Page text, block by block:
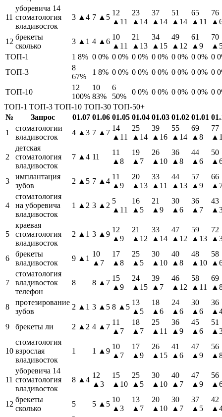
11
уборевича 14
стоматология
владивосток
3 ▲4 7 ▲5
12
▲11
23
▲14
37
▲14
51
▲14
65
▲11
76
12
брекеты
сколько
3 ▲1 4 ▲6
10
▲11
21
▲13
34
▲15
49
▲12
61
▲9
70
ТОП-1
1 8% 0 0% 0 0% 0 0% 0 0% 0 0% 0 0% 0
ТОП-3
8
67%
1 8% 0 0% 0 0% 0 0% 0 0% 0 0% 0
ТОП-10
12
100%
10
83%
6
50%
0 0% 0 0% 0 0% 0 0% 0
ТОП-1 ТОП-3 ТОП-10 ТОП-30 ТОП-50+
№
Запрос 01.07 01.06 01.05 01.04 01.03 01.02 01.01
1
стоматологии
владивосток
4 ▲3 7 ▲7
14
▲11
25
▲14
39
▲16
55
▲14
69
▲8
77
2
детская
стоматология
владивосток
7 ▲4 11
11
▲8
19
▲7
26
▲10
36
▲8
44
▲6
50
3
имплантация
зубов
2 ▲5 7 ▲4
11
▲9
20
▲13
33
▲11
44
▲13
57
▲9
66
4
стоматология
на уборевича
владивосток
1 ▲2 3 ▲2
5
▲11
16
▲5
21
▲9
30
▲6
36
▲7
43
5
краевая
стоматология
владивосток
2 ▲1 3 ▲9
12
▲9
21
▲12
33
▲14
47
▲12
59
▲13
72
6
брекеты
владивосток
9 ▲1
10
▲7
17
▲8
25
▲5
30
▲10
40
▲8
48
▲10
58
7
стоматология
владивосток
телефон
8 8 ▲7
15
▲9
24
▲15
39
▲7
46
▲12
58
▲11
69
8
протезирование
зубов
2 ▲1 3 ▲5 8 ▲5
13
▲5
18
▲6
24
▲6
30
▲6
36
9
брекеты ли 2 ▲2 4 ▲7
11
▲7
18
▲7
25
▲11
36
▲9
45
▲6
51
10
стоматология
взрослая
владивосток
1 1 ▲9
10
▲7
17
▲9
26
▲15
41
▲6
47
▲9
56
11
уборевича 14
стоматология
владивосток
8 ▲4
12
▲3
15
▲10
25
▲5
30
▲10
40
▲7
47
▲9
56
12
брекеты
сколько
5 5 ▲5
10
▲3
13
▲7
20
▲10
30
▲7
37
▲5
42